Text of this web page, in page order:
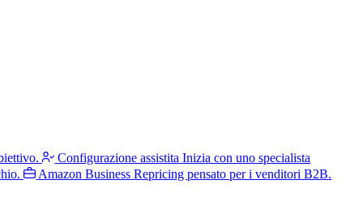
Configurazione assistita Inizia con uno specialista
Amazon Business Repricing pensato per i venditori B2B.